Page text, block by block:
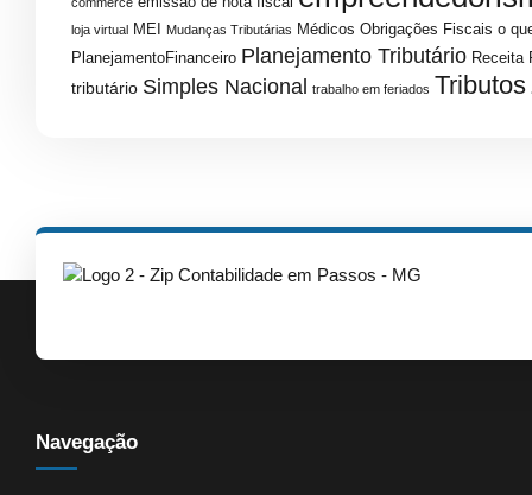
loja virtual MEI Mudanças Tributárias Médicos Obrigações Fiscais o
PlanejamentoFinanceiro Planejamento Tributário Receita
tributário Simples Nacional trabalho em feriados Tributos
Navegação